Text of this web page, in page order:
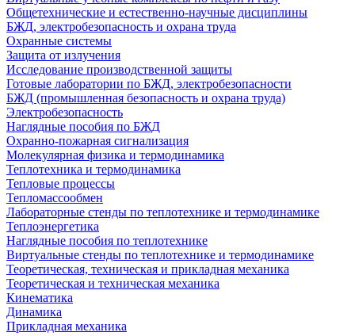
Общетехнические и естественно-научные дисциплины
БЖД, электробезопасность и охрана труда
Охранные системы
Защита от излучения
Исследование производственной защиты
Готовые лаборатории по БЖД, электробезопасности
БЖД (промышленная безопасность и охрана труда)
Электробезопасность
Наглядные пособия по БЖД
Охранно-пожарная сигнализация
Молекулярная физика и термодинамика
Теплотехника и термодинамика
Тепловые процессы
Тепломассообмен
Лабораторные стенды по теплотехнике и термодинамике
Теплоэнергетика
Наглядные пособия по теплотехнике
Виртуальные стенды по теплотехнике и термодинамике
Теоретическая, техническая и прикладная механика
Теоретическая и техническая механика
Кинематика
Динамика
Прикладная механика